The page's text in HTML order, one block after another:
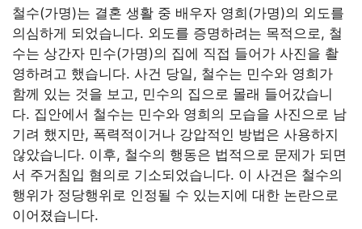
철수(가명)는 결혼 생활 중 배우자 영희(가명)의 외도를
의심하게 되었습니다. 외도를 증명하려는 목적으로, 철
수는 상간자 민수(가명)의 집에 직접 들어가 사진을 촬
영하려고 했습니다. 사건 당일, 철수는 민수와 영희가
함께 있는 것을 보고, 민수의 집으로 몰래 들어갔습니
다. 집안에서 철수는 민수와 영희의 모습을 사진으로 남
기려 했지만, 폭력적이거나 강압적인 방법은 사용하지
않았습니다. 이후, 철수의 행동은 법적으로 문제가 되면
서 주거침입 혐의로 기소되었습니다. 이 사건은 철수의
행위가 정당행위로 인정될 수 있는지에 대한 논란으로
이어졌습니다.